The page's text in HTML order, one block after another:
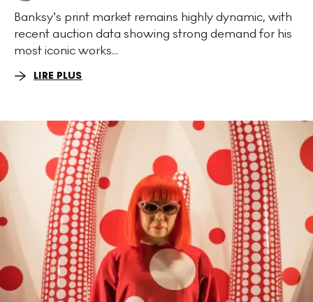
Banksy’s print market remains highly dynamic, with
recent auction data showing strong demand for his
most iconic works...
LIRE PLUS